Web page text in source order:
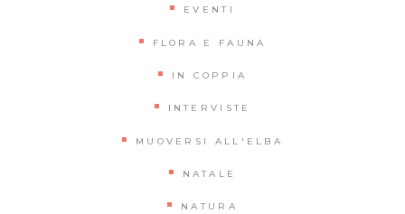
EVENTI
FLORA E FAUNA
IN COPPIA
INTERVISTE
MUOVERSI ALL'ELBA
NATALE
NATURA